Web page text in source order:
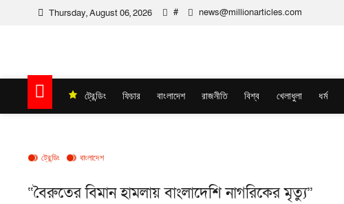
Thursday, August 06, 2026 # news@millionarticles.com
Million Articles
ট্রেন্ডিং ফিচার বাংলাদেশ রাজনীতি বিশ্ব খেলাধুলা ধর্ম
ট্রেন্ডিং বাংলাদেশ
“বৈরুতের বিমান হামলায় বাংলাদেশি নাগরিকের মৃত্যু”